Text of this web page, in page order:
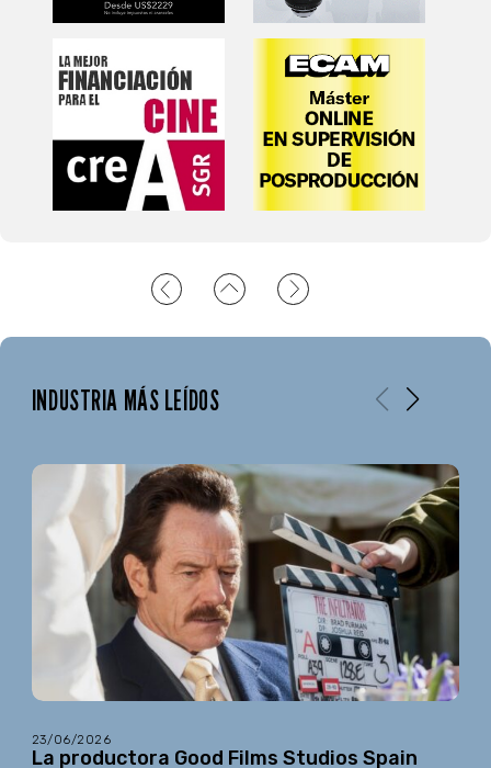
INDUSTRIA MÁS LEÍDOS
23/06/2026
La productora Good Films Studios Spain